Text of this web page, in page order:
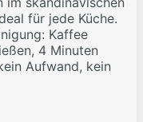
für jede Küche.
Kaffee
4 Minuten
Aufwand, kein